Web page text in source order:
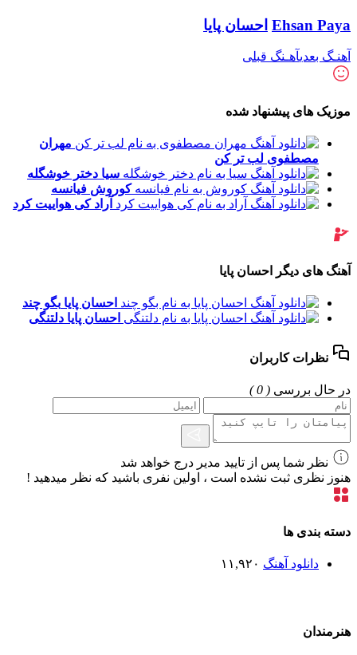
Ehsan Paya احسان پایا
آهنـگ بعدیآهـنگ قبلی
موزیک های پیشنهاد شده
مهران
مصطفوی لب تر کن
سیا دختر خوشگله
کوروش فیانسه
آراد کی هواییت کرد
آهنگ های دیگر احسان پایا
احسان پایا بگو چند
احسان پایا دلتنگی
نظرات کاربران
در حال بررسی ( 0 )
نظر شما پس از تایید مدیر درج خواهد شد
هنوز نظری ثبت نشده است ، اولین نفری باشید که نظر میدهید !
دسته بندی ها
دانلود آهنگ ۱۱,۹۲۰
هنرمندان